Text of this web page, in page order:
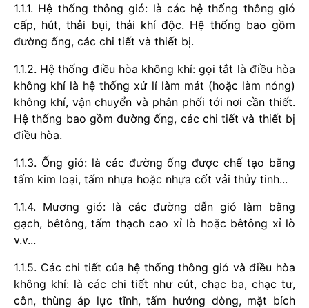
1.1.1. Hệ thống thông gió: là các hệ thống thông gió
cấp, hút, thải bụi, thải khíđộc. Hệ thống bao gồm
đường ống, các chi tiết và thiết bị.
1.1.2. Hệ thống điều hòa không khí: gọi tắt là điều hòa
không khí là hệ thống xử lí làm mát (hoặc làm nóng)
không khí, vận chuyển và phân phối tới nơi cần thiết.
Hệ thống bao gồm đường ống, các chi tiết và thiết bị
điều hòa.
1.1.3. Ống gió: là các đường ống được chế tạo bằng
tấm kim loại, tấm nhựa hoặc nhựa cốt vải thủy tinh...
1.1.4. Mương gió: là các đường dẫn gió làm bằng
gạch, bêtông, tấm thạch cao xỉ lò hoặc bêtông xỉ lò
v.v...
1.1.5. Các chi tiết của hệ thống thông gió và điều hòa
không khí: là các chi tiết như cút, chạc ba, chạc tư,
côn, thùng áp lực tĩnh, tấm hướng dòng, mặt bích